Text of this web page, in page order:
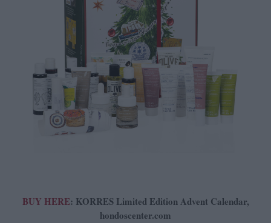
BUY HERE: KORRES Limited Edition Advent Calendar,
hondoscenter.com